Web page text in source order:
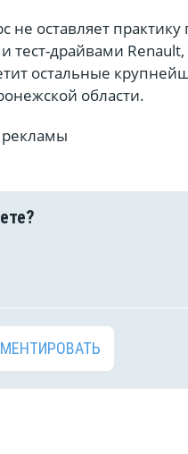
не оставляет
тест-драйвами Renault,
остальные
области.